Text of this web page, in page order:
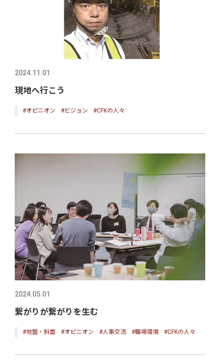
2024.11.01
現地へ行こう
#オピニオン #ビジョン #CFKの人々
2024.05.01
繋がりが繋がりを生む
#地盤・斜面 #オピニオン #人事交流 #職場環境 #CFKの人々